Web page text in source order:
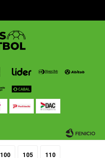
100 105 110